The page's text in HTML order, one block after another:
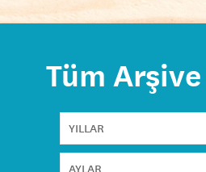
Tüm Arşive